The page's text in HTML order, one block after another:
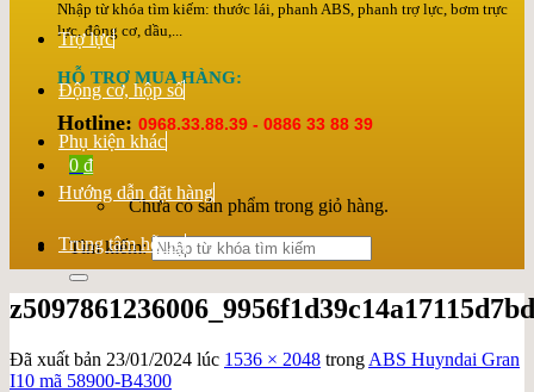
Nhập từ khóa tìm kiếm: thước lái, phanh ABS, phanh trợ lực, bơm trực
lực, động cơ, dầu,...
HỖ TRỢ MUA HÀNG:
Hotline: 0968.33.88.39 - 0886 33 88 39
0 ₫
Chưa có sản phẩm trong giỏ hàng.
Tìm kiếm:
Trợ lực
Động cơ, hộp số
Phụ kiện khác
Hướng dẫn đặt hàng
Trung tâm hỗ trợ
Đã xuất bản 23/01/2024 lúc 1536 × 2048 trong ABS Huyndai Gran
I10 mã 58900-B4300